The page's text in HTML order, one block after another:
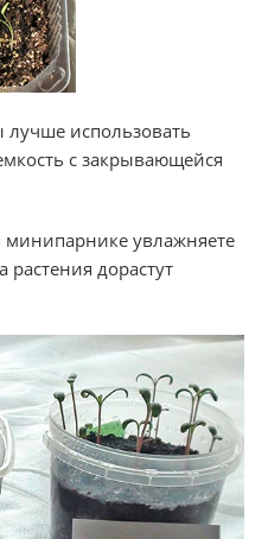
использовать
с закрывающейся
минипарнике увлажняете
дорастут